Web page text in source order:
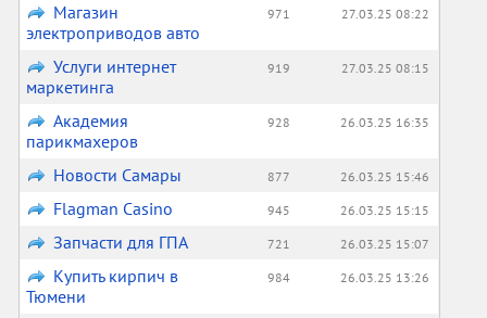
Магазин
электроприводов авто
971 27.03.25 08:22
Услуги интернет
маркетинга
919 27.03.25 08:15
Академия
парикмахеров
928 26.03.25 16:35
Новости Самары 877 26.03.25 15:46
Flagman Casino 945 26.03.25 15:15
Запчасти для ГПА 721 26.03.25 15:07
Купить кирпич в
Тюмени
984 26.03.25 13:26